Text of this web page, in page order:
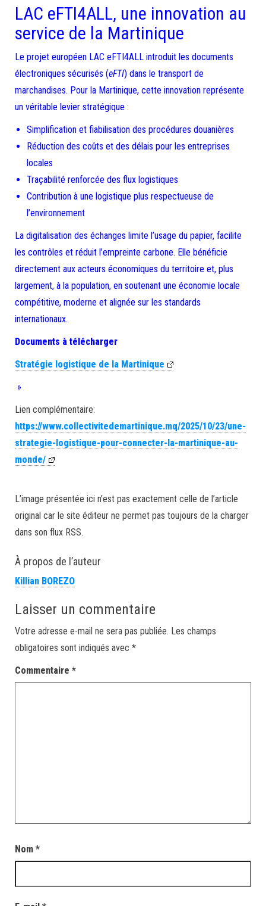
LAC eFTI4ALL, une innovation au
service de la Martinique
Le projet européen LAC eFTI4ALL introduit les documents
électroniques sécurisés (eFTI) dans le transport de
marchandises. Pour la Martinique, cette innovation représente
un véritable levier stratégique :
Simplification et fiabilisation des procédures douanières
Réduction des coûts et des délais pour les entreprises
locales
Traçabilité renforcée des flux logistiques
Contribution à une logistique plus respectueuse de
l’environnement
La digitalisation des échanges limite l’usage du papier, facilite
les contrôles et réduit l’empreinte carbone. Elle bénéficie
directement aux acteurs économiques du territoire et, plus
largement, à la population, en soutenant une économie locale
compétitive, moderne et alignée sur les standards
internationaux.
Documents à télécharger
Stratégie logistique de la Martinique
»
Lien complémentaire:
https://www.collectivitedemartinique.mq/2025/10/23/une-
strategie-logistique-pour-connecter-la-martinique-au-
monde/
L’image présentée ici n’est pas exactement celle de l’article
original car le site éditeur ne permet pas toujours de la charger
dans son flux RSS.
À propos de l’auteur
Killian BOREZO
Laisser un commentaire
Votre adresse e-mail ne sera pas publiée. Les champs
obligatoires sont indiqués avec *
Commentaire *
Nom *